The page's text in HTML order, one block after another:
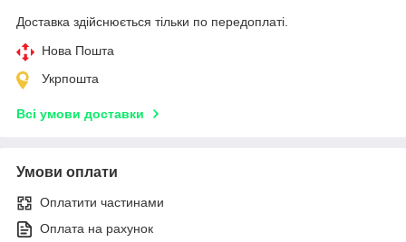
Доставка здійснюється тільки по передоплаті.
Нова Пошта
Укрпошта
Всі умови доставки
Умови оплати
Оплатити частинами
Оплата на рахунок